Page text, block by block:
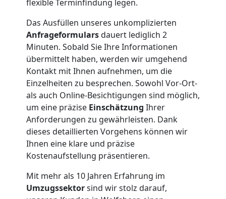
flexible Terminfindung legen.
Das Ausfüllen unseres unkomplizierten
Anfrageformularsdauert lediglich 2
Minuten. Sobald Sie Ihre Informationen
übermittelt haben, werden wir umgehend
Kontakt mit Ihnen aufnehmen, um die
Einzelheiten zu besprechen. Sowohl Vor-Ort-
als auch Online-Besichtigungen sind möglich,
um eine präzise Einschätzung Ihrer
Anforderungen zu gewährleisten. Dank
dieses detaillierten Vorgehens können wir
Ihnen eine klare und präzise
Kostenaufstellung präsentieren.
Mit mehr als 10 Jahren Erfahrung im
Umzugssektorsind wir stolz darauf,
Umzug